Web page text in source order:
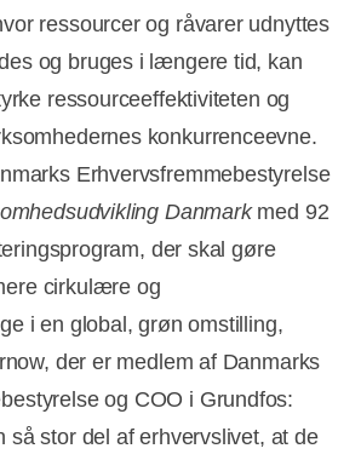
ressourcer og råvarer udnyttes
og bruges i længere tid, kan
ressourceeffektiviteten og
konkurrenceevne.
Erhvervsfremmebestyrelse
Danmarkmed 92
der skal gøre
cirkulære og
i en global, grøn omstilling,
der er medlem af Danmarks
og COO i Grundfos:
så stor del af erhvervslivet, at de